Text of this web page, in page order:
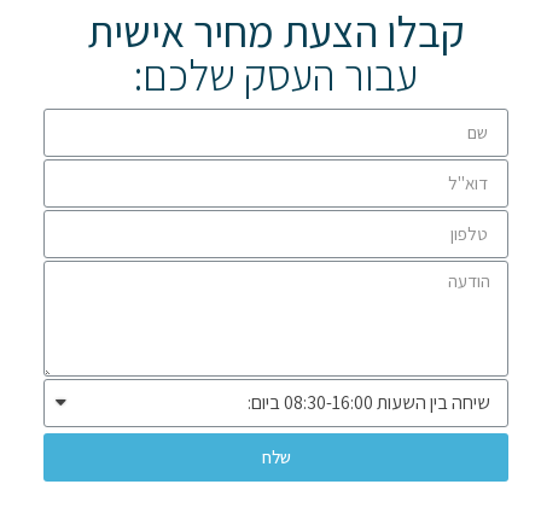
קבלו הצעת מחיר אישית
עבור העסק שלכם:
שלח